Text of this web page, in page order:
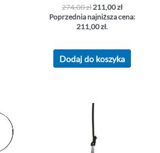
274,00zł211,00zł
Poprzednia najniższa cena:
211,00zł.
Dodaj do koszyka